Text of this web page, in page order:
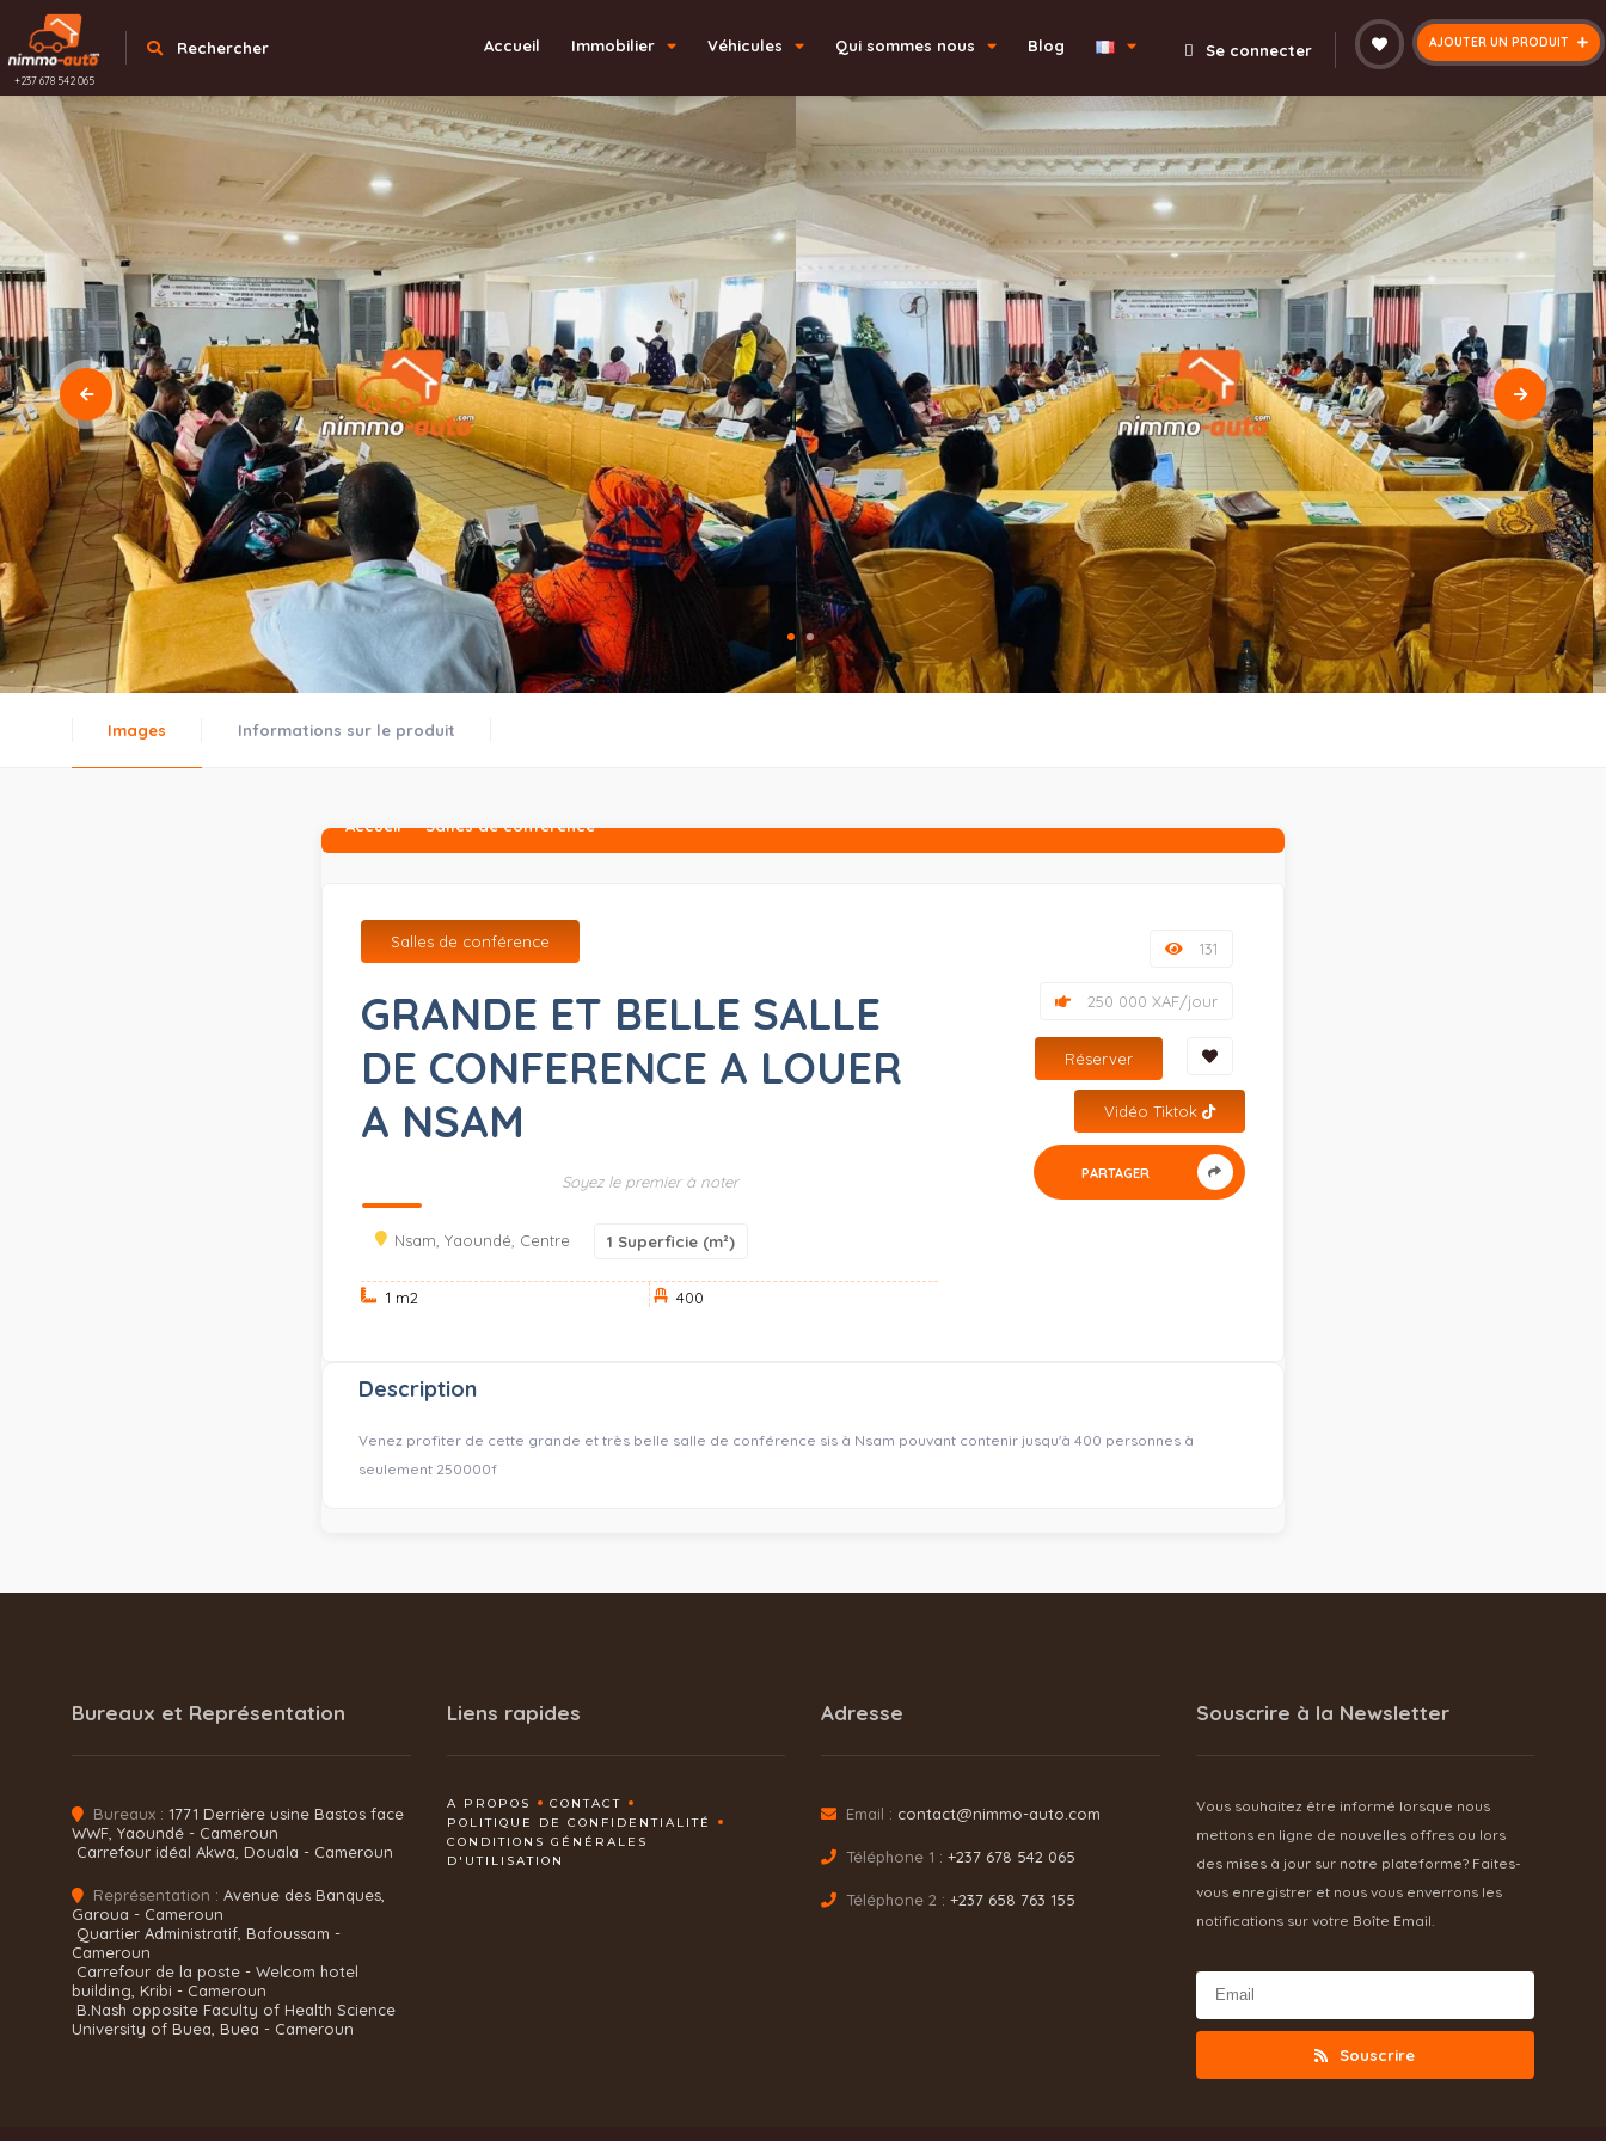
+237 678 542 065
Rechercher AJOUTER UN PRODUIT
Se connecter
Accueil Immobilier Véhicules Qui sommes nous Blog
Images Informations sur le produit
Accueil Salles de conférence
Salles de conférence
GRANDE ET BELLE SALLE
DE CONFERENCE A LOUER
A NSAM
Soyez le premier à noter
Nsam, Yaoundé, Centre 1 Superficie (m²)
1 m2 400
131
250 000 XAF/jour
Réserver
Vidéo Tiktok
PARTAGER
Description
Venez profiter de cette grande et très belle salle de conférence sis à Nsam pouvant contenir jusqu'à 400 personnes à
seulement 250000f
Bureaux et Représentation
Bureaux : 1771 Derrière usine Bastos face
WWF, Yaoundé - Cameroun
Carrefour idéal Akwa, Douala - Cameroun
Représentation : Avenue des Banques,
Garoua - Cameroun
Quartier Administratif, Bafoussam -
Cameroun
Carrefour de la poste - Welcom hotel
building, Kribi - Cameroun
B.Nash opposite Faculty of Health Science
University of Buea, Buea - Cameroun
Liens rapides
A PROPOS
CONTACT
POLITIQUE DE CONFIDENTIALITÉ
CONDITIONS GÉNÉRALES
D'UTILISATION
Adresse
Email : contact@nimmo-auto.com
Téléphone 1 : +237 678 542 065
Téléphone 2 : +237 658 763 155
Souscrire à la Newsletter
Vous souhaitez être informé lorsque nous
mettons en ligne de nouvelles offres ou lors
des mises à jour sur notre plateforme? Faites-
vous enregistrer et nous vous enverrons les
notifications sur votre Boîte Email.
Souscrire